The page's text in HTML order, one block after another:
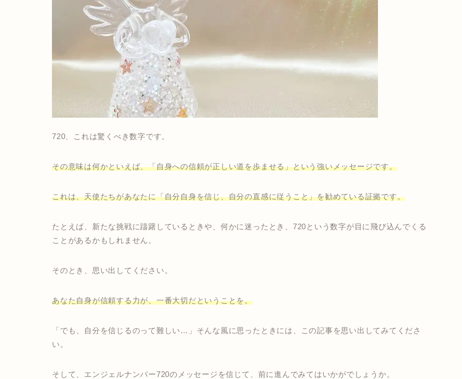
720、これは驚くべき数字です。
その意味は何かといえば、「自身への信頼が正しい道を歩ませる」という強いメッセージです。
これは、天使たちがあなたに「自分自身を信じ、自分の直感に従うこと」を勧めている証拠です。
たとえば、新たな挑戦に躊躇しているときや、何かに迷ったとき、720という数字が目に飛び込んでくる
ことがあるかもしれません。
そのとき、思い出してください。
あなた自身が信頼する力が、一番大切だということを。
「でも、自分を信じるのって難しい…」そんな風に思ったときには、この記事を思い出してみてくださ
い。
そして、エンジェルナンバー720のメッセージを信じて、前に進んでみてはいかがでしょうか。